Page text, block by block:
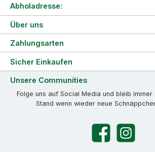
Über uns
Zahlungsarten
Abholadresse:
Sicher Einkaufen
Unsere Communities
Folge uns auf Social Media und bleib immer
Stand wenn wieder neue
FacebookInstagram